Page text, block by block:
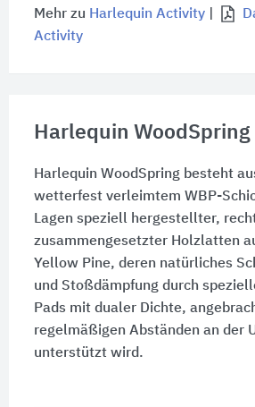
Mehr zu Harlequin Activity|
Activity
Harlequin WoodSpring
Harlequin WoodSpring besteht
wetterfest verleimtem WBP-
Lagen speziell hergestellter,
zusammengesetzter Holzlatten
Yellow Pine, deren natürliches
und Stoßdämpfung durch
Pads mit dualer Dichte,
regelmäßigen Abständen an der
unterstützt wird.